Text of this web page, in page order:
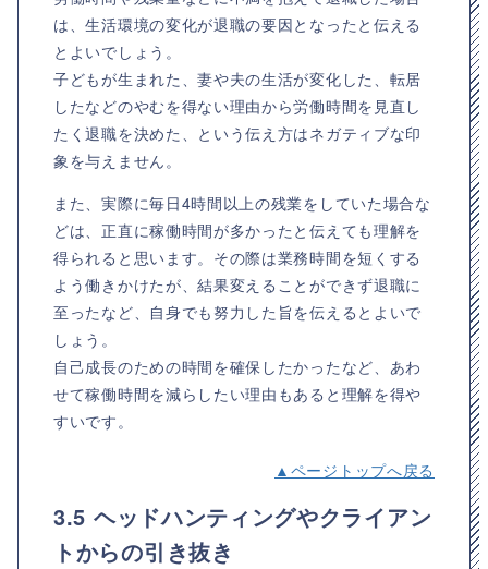
は、生活環境の変化が退職の要因となったと伝える
とよいでしょう。
子どもが生まれた、妻や夫の生活が変化した、転居
したなどのやむを得ない理由から労働時間を見直し
たく退職を決めた、という伝え方はネガティブな印
象を与えません。
また、実際に毎日4時間以上の残業をしていた場合な
どは、正直に稼働時間が多かったと伝えても理解を
得られると思います。その際は業務時間を短くする
よう働きかけたが、結果変えることができず退職に
至ったなど、自身でも努力した旨を伝えるとよいで
しょう。
自己成長のための時間を確保したかったなど、あわ
せて稼働時間を減らしたい理由もあると理解を得や
すいです。
▲ページトップへ戻る
3.5 ヘッドハンティングやクライアン
トからの引き抜き